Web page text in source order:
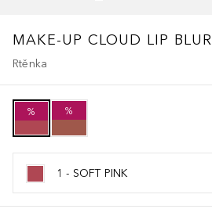
MAKE-UP CLOUD LIP BLUR
Rtěnka
% %
1 - SOFT PINK